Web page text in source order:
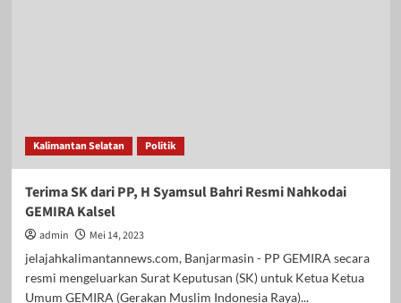
Kalimantan Selatan Politik
Terima SK dari PP, H Syamsul Bahri Resmi Nahkodai
GEMIRA Kalsel
admin
Mei 14, 2023
jelajahkalimantannews.com, Banjarmasin - PP GEMIRA secara
resmi mengeluarkan Surat Keputusan (SK) untuk Ketua Ketua
Umum GEMIRA (Gerakan Muslim Indonesia Raya)...